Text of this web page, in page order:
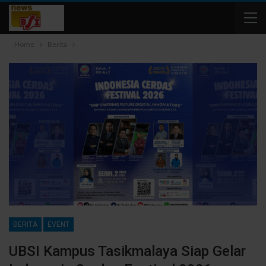
Home Berita
BERITA EVENT
UBSI Kampus Tasikmalaya Siap Gelar